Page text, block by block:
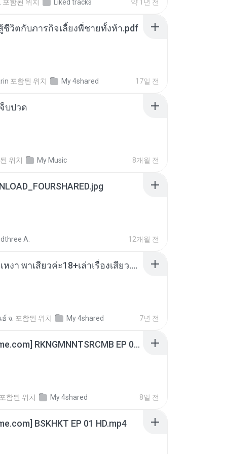
포함된 위치 Liked tracks 약 1년 전
วิตกับภารกิจเลี้ยงพี่ชายทั้งห้า.pdf
포함된 위치 My 4shared 17일 전
บปวด
위치 My Music 8개월 전
A. 12개월 전
เมียน้อยเหงา พาเสียวค่ะ18+เล่าเรื่องเสียว.mp3
จ. 포함된 위치 My 4shared 7년 전
[Witanime.com] RKNGMNNTSRCMB EP 06 HD.mp4
함된 위치 My 4shared 8일 전
BSKHKT EP 01 HD.mp4